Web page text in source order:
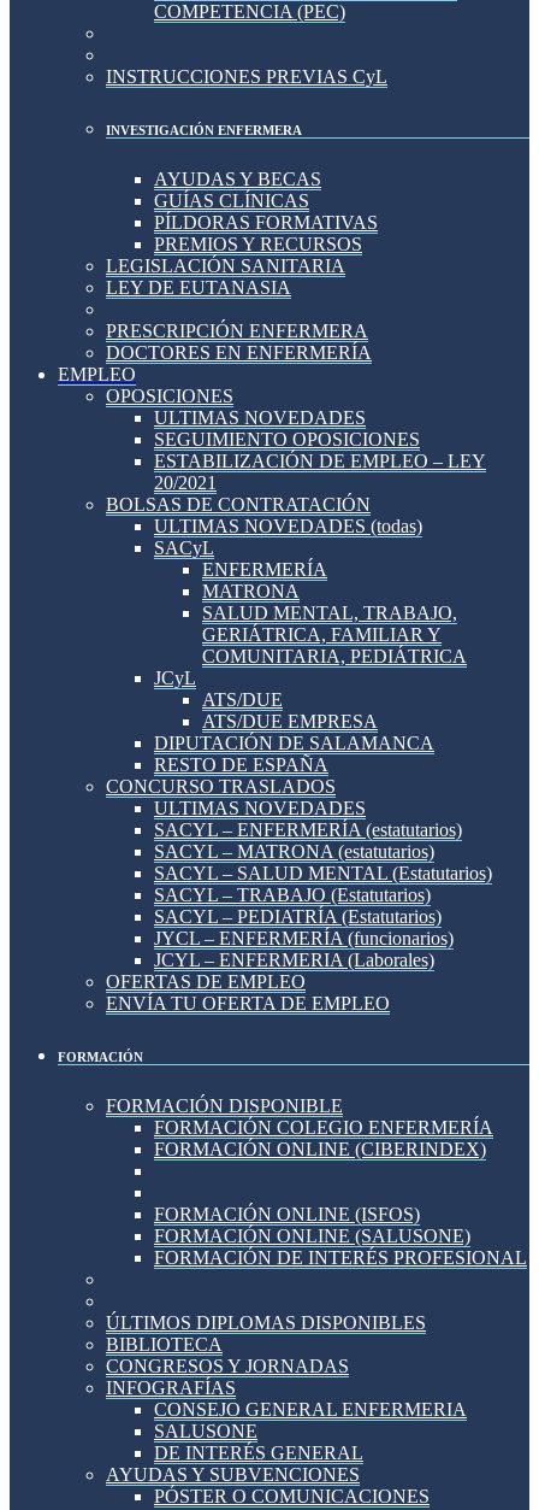
COMPETENCIA (PEC)
INSTRUCCIONES PREVIAS CyL
INVESTIGACIÓN ENFERMERA
AYUDAS Y BECAS
GUÍAS CLÍNICAS
PÍLDORAS FORMATIVAS
PREMIOS Y RECURSOS
LEGISLACIÓN SANITARIA
LEY DE EUTANASIA
PRESCRIPCIÓN ENFERMERA
DOCTORES EN ENFERMERÍA
EMPLEO
OPOSICIONES
ULTIMAS NOVEDADES
SEGUIMIENTO OPOSICIONES
ESTABILIZACIÓN DE EMPLEO – LEY
20/2021
BOLSAS DE CONTRATACIÓN
ULTIMAS NOVEDADES (todas)
SACyL
ENFERMERÍA
MATRONA
SALUD MENTAL, TRABAJO,
GERIÁTRICA, FAMILIAR Y
COMUNITARIA, PEDIÁTRICA
JCyL
ATS/DUE
ATS/DUE EMPRESA
DIPUTACIÓN DE SALAMANCA
RESTO DE ESPAÑA
CONCURSO TRASLADOS
ULTIMAS NOVEDADES
SACYL – ENFERMERÍA (estatutarios)
SACYL – MATRONA (estatutarios)
SACYL – SALUD MENTAL (Estatutarios)
SACYL – TRABAJO (Estatutarios)
SACYL – PEDIATRÍA (Estatutarios)
JYCL – ENFERMERÍA (funcionarios)
JCYL – ENFERMERIA (Laborales)
OFERTAS DE EMPLEO
ENVÍA TU OFERTA DE EMPLEO
FORMACIÓN
FORMACIÓN DISPONIBLE
FORMACIÓN COLEGIO ENFERMERÍA
FORMACIÓN ONLINE (CIBERINDEX)
FORMACIÓN ONLINE (ISFOS)
FORMACIÓN ONLINE (SALUSONE)
FORMACIÓN DE INTERÉS PROFESIONAL
ÚLTIMOS DIPLOMAS DISPONIBLES
BIBLIOTECA
CONGRESOS Y JORNADAS
INFOGRAFÍAS
CONSEJO GENERAL ENFERMERIA
SALUSONE
DE INTERÉS GENERAL
AYUDAS Y SUBVENCIONES
PÓSTER O COMUNICACIONES